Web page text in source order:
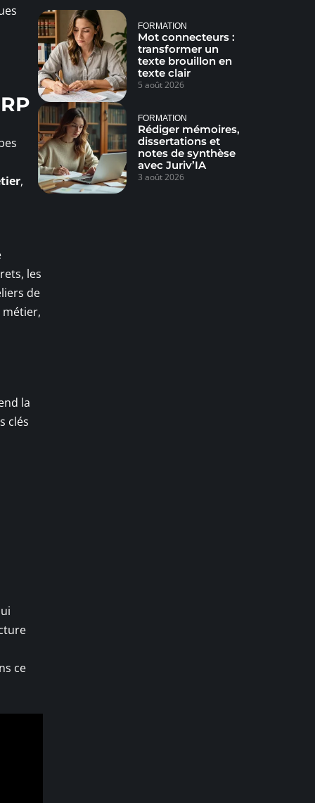
,
les
de
métier,
la
clés
ce
FORMATION
Mot connecteurs :
transformer un
texte brouillon en
texte clair
5 août 2026
FORMATION
Rédiger mémoires,
dissertations et
notes de synthèse
avec Juriv’IA
3 août 2026